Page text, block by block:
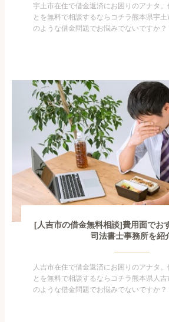
宇土市在住で借金返済にお困りのアナタ。
とを無料で相談するならコチラ熊本県宇
のような借金問題でお悩みでないですか
られたくない・借金の催促、取り立てで憂
がありま...
[人吉市の借金無料相談]費用面でお
司法書士事務所を紹
人吉市在住で借金返済にお困りのアナタ
とを無料で相談するならコチラ熊本県人
のような借金問題でお悩みでないですか
られたくない・借金の催促、取り立てで憂